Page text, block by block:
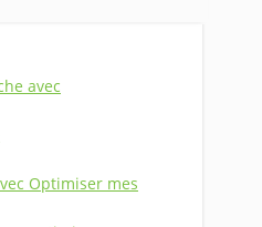
avec
Optimiser mes